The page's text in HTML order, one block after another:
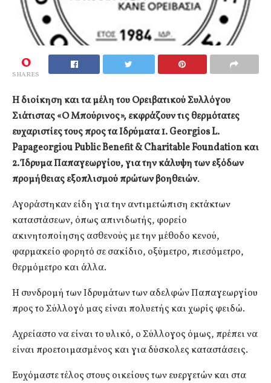
0
SHARES
Η διοίκηση και τα μέλη του Ορειβατικού Συλλόγου
Σιάτιστας «Ο Μπούρινος», εκφράζουν τις θερμότατες
ευχαριστίες τους προς τα Ιδρύματα 1. Georgios L.
Papageorgiou Public Benefit & Charitable Foundation και
2. Ίδρυμα Παπαγεωργίου, για την κάλυψη των εξόδων
προμήθειας εξοπλισμού πρώτων βοηθειών.
Αγοράστηκαν είδη για την αντιμετώπιση εκτάκτων
καταστάσεων, όπως απινιδωτής, φορείο
ακινητοποίησης ασθενούς με την μέθοδο κενού,
φαρμακείο φορητό σε σακίδιο, οξύμετρο, πιεσόμετρο,
θερμόμετρο και άλλα.
Η συνδρομή των Ιδρυμάτων των αδελφών Παπαγεωργίου
προς το Σύλλογό μας είναι πολυετής και χωρίς φειδώ.
Αχρείαστο να είναι το υλικό, ο Σύλλογος όμως, πρέπει να
είναι προετοιμασμένος και για δύσκολες καταστάσεις.
Ευχόμαστε τέλος στους οικείους των ευεργετών και στα